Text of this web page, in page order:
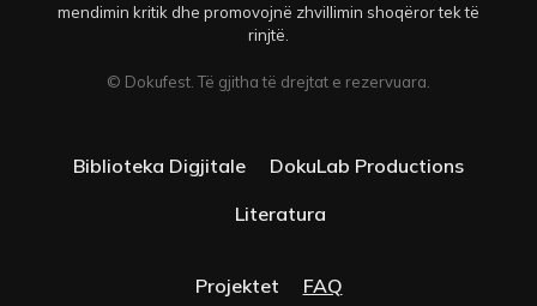
mendimin kritik dhe promovojnë zhvillimin shoqëror tek të
rinjtë.
© Dokufest. Të gjitha të drejtat e rezervuara.
Biblioteka Digjitale
DokuLab Productions
Literatura
Projektet FAQ